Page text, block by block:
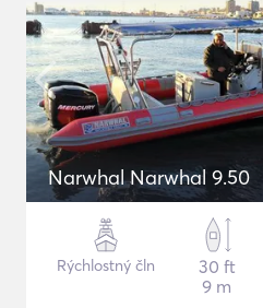
Narwhal Narwhal 9.50
Rýchlostný čln
30 ft
9 m